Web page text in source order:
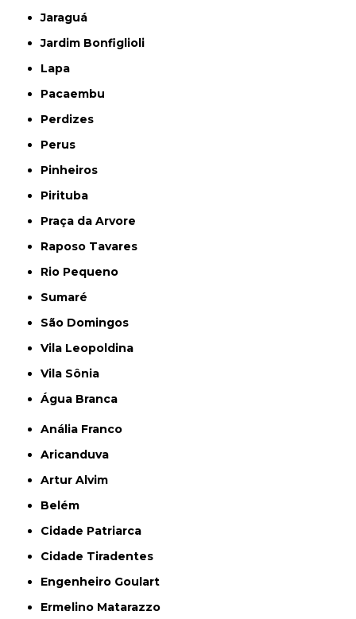
Jaraguá
Jardim Bonfiglioli
Lapa
Pacaembu
Perdizes
Perus
Pinheiros
Pirituba
Praça da Arvore
Raposo Tavares
Rio Pequeno
Sumaré
São Domingos
Vila Leopoldina
Vila Sônia
Água Branca
Anália Franco
Aricanduva
Artur Alvim
Belém
Cidade Patriarca
Cidade Tiradentes
Engenheiro Goulart
Ermelino Matarazzo